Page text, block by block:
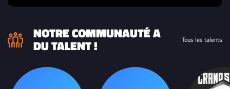
NOTRE COMMUNAUTÉ A
DU TALENT ! Tous les talents